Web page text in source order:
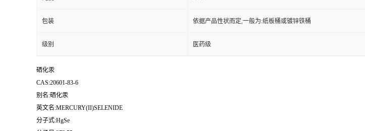
包装 依据产品性状而定,一般为:纸板桶或镀锌铁桶
级别 医药级
硒化汞
CAS:20601-83-6
别名:硒化汞
英文名:MERCURY(II)SELENIDE
分子式:HgSe